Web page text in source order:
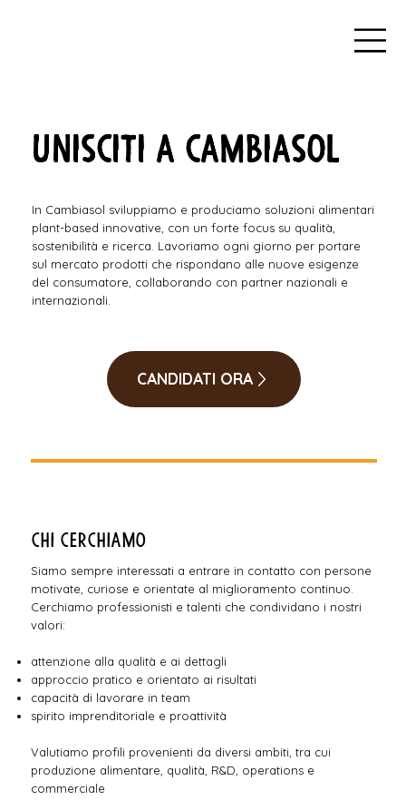
UNISCITI A CAMBIASOL
In Cambiasol sviluppiamo e produciamo soluzioni alimentari
plant-based innovative, con un forte focus su qualità,
sostenibilità e ricerca. Lavoriamo ogni giorno per portare
sul mercato prodotti che rispondano alle nuove esigenze
del consumatore, collaborando con partner nazionali e
internazionali.
CANDIDATI ORA
Chi cerchiamo
Siamo sempre interessati a entrare in contatto con persone
motivate, curiose e orientate al miglioramento continuo.
Cerchiamo professionisti e talenti che condividano i nostri
valori:
attenzione alla qualità e ai dettagli
approccio pratico e orientato ai risultati
capacità di lavorare in team
spirito imprenditoriale e proattività
Valutiamo profili provenienti da diversi ambiti, tra cui
produzione alimentare, qualità, R&D, operations e
commerciale